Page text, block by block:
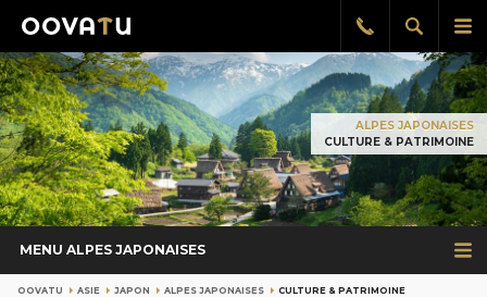
le
Afficher
la
Rappel
gratuit
ALPES JAPONAISES
CULTURE & PATRIMOINE
MENU ALPES JAPONAISES
OOVATU ASIE JAPON ALPES JAPONAISES CULTURE & PATRIMOINE